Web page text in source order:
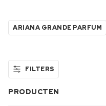
ARIANA GRANDE PARFUM
FILTERS
PRODUCTEN